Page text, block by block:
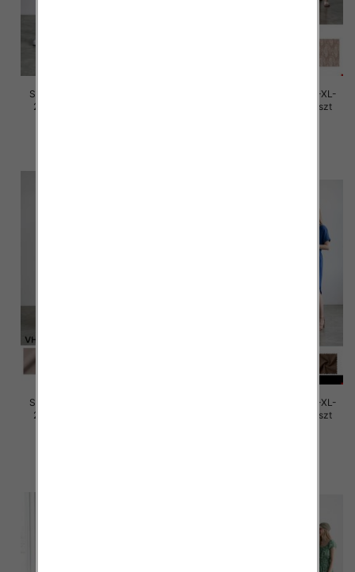
Sukienki damskie Roz M/L-XL-
2XL, Mix Kolor Paczka 12 szt
Sukienki damskie Roz M/L-XL-
2XL, Mix Kolor Paczka 12 szt
Sukienki damskie Roz M/L-XL-
2XL, Mix Kolor Paczka 12 szt
Sukienki damskie Roz M/L-XL-
2XL, Mix Kolor Paczka 12 szt